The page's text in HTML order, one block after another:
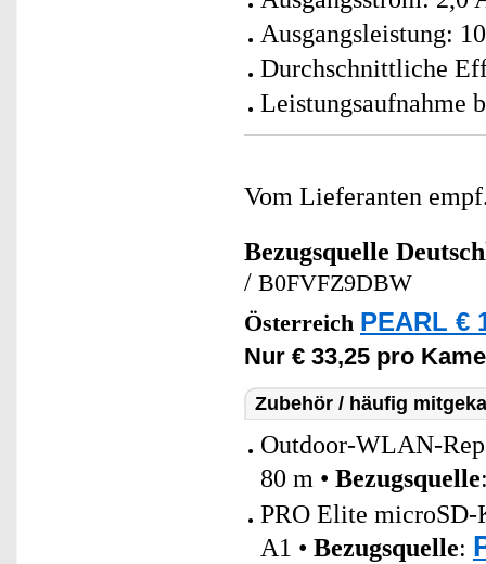
Ausgangsleistung:
Durchschnittliche
Leistungsaufnahme
Vom Lieferanten
Bezugsquelle
/ B0FVFZ9DBW
Österreich PEARL €
Nur € 33,25 pro
Zubehör / häufig
Outdoor-WLAN-
80 m • Bezugsquelle
PRO Elite microSD-
A1 • Bezugsquelle: